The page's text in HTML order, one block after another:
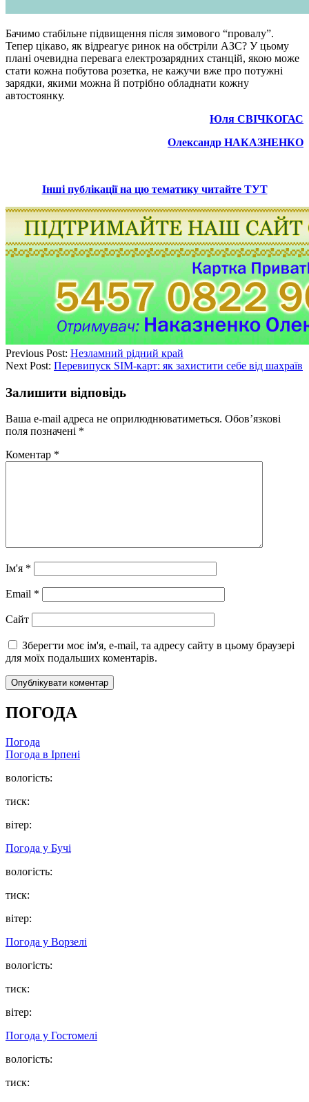
Бачимо стабільне підвищення після зимового “провалу”.
Тепер цікаво, як відреагує ринок на обстріли АЗС? У цьому
плані очевидна перевага електрозарядних станцій, якою може
стати кожна побутова розетка, не кажучи вже про потужні
зарядки, якими можна й потрібно обладнати кожну
автостоянку.
Юля СВІЧКОГАС
Олександр НАКАЗНЕНКО
Інші публікації на цю тематику читайте ТУТ
Previous Post: Незламний рідний край
Next Post: Перевипуск SIM-карт: як захистити себе від шахраїв
Залишити відповідь
Ваша e-mail адреса не оприлюднюватиметься. Обов’язкові
поля позначені *
Коментар *
Ім'я *
Email *
Сайт
Зберегти моє ім'я, e-mail, та адресу сайту в цьому браузері
для моїх подальших коментарів.
ПОГОДА
Погода
Погода в Ірпені
вологість:
тиск:
вітер:
Погода у Бучі
вологість:
тиск:
вітер:
Погода у Ворзелі
вологість:
тиск:
вітер:
Погода у Гостомелі
вологість:
тиск: